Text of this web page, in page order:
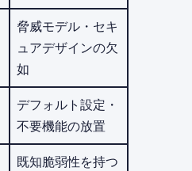
脅威モデル・セキ
ュアデザインの欠
如
デフォルト設定・
不要機能の放置
既知脆弱性を持つ